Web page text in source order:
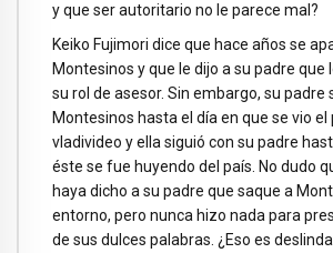
y que ser autoritario no le parece mal?
Keiko Fujimori dice que hace años se
Montesinos y que le dijo a su padre que
su rol de asesor. Sin embargo, su padre
Montesinos hasta el día en que se vio el
vladivideo y ella siguió con su padre
éste se fue huyendo del país. No dudo
haya dicho a su padre que saque a
entorno, pero nunca hizo nada para
de sus dulces palabras. ¿Eso es